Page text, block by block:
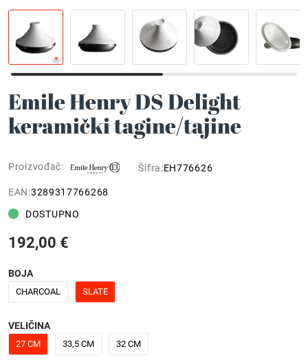
Emile Henry DS Delight
keramički tagine/tajine
Proizvođač: Šifra:EH776626
EAN:3289317766268
DOSTUPNO
192,00 €
BOJA
CHARCOAL SLATE
VELIČINA
27 CM 33,5 CM 32 CM